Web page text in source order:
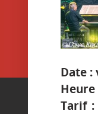
Date :
Heure
Tarif :